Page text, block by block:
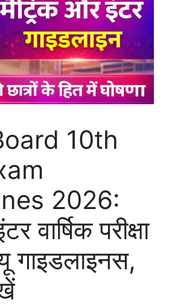
10th
2026:
वार्षिक परीक्षा
गाइडलाइनस,